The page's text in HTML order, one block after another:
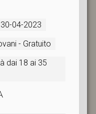
30-04-2023
- Gratuito
dai 18 ai 35